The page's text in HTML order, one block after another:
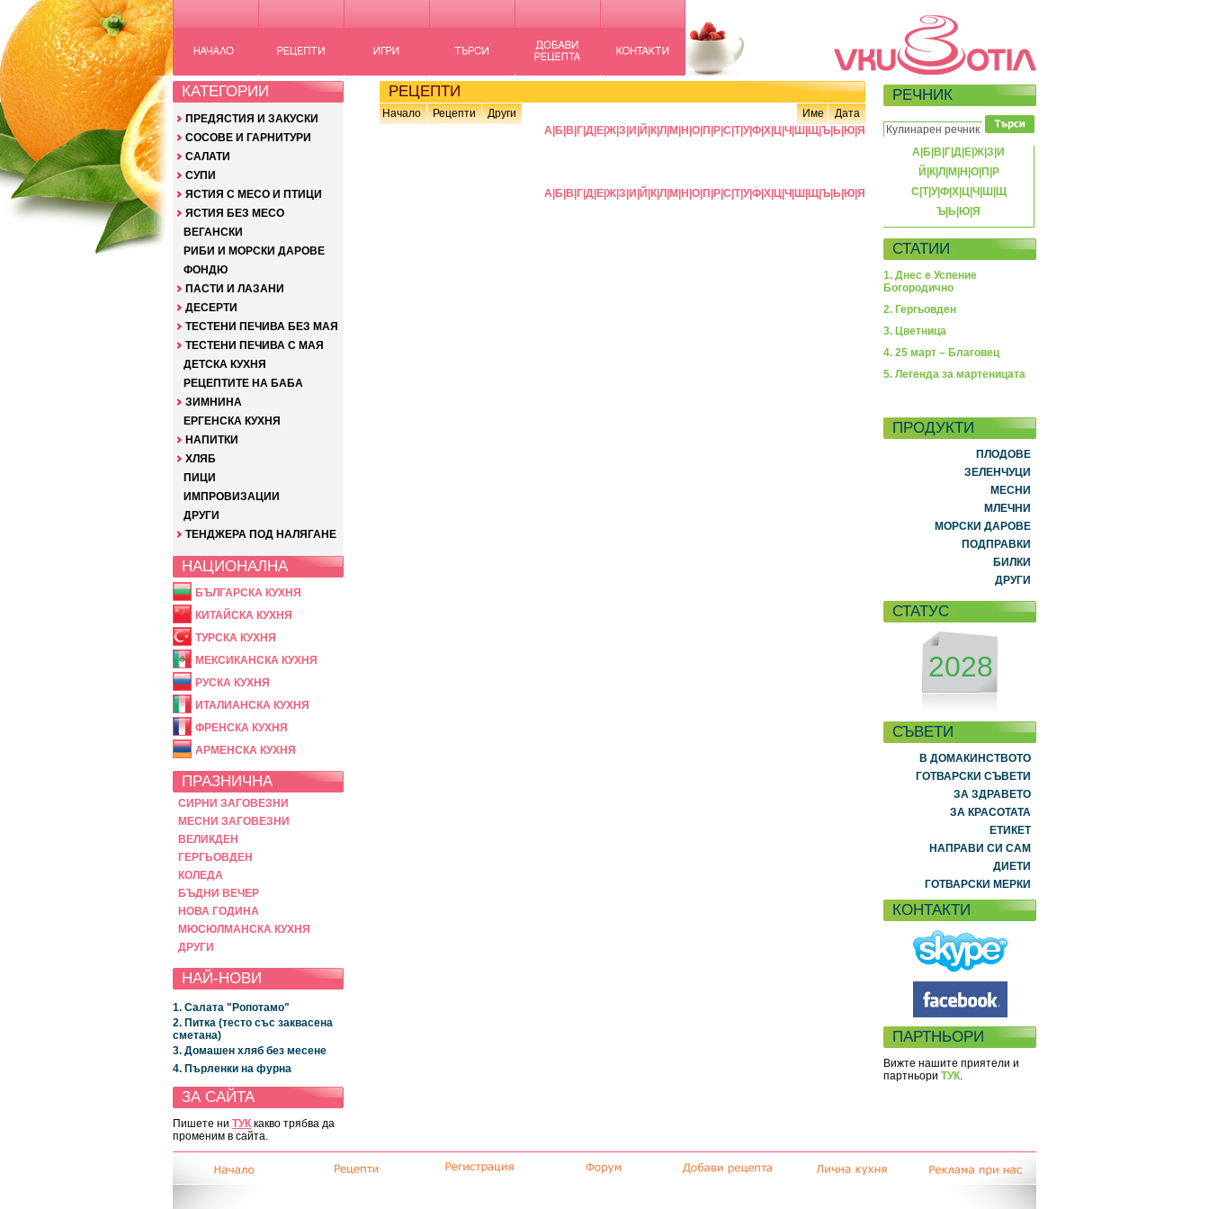
КАТЕГОРИИ
ПРЕДЯСТИЯ И ЗАКУСКИ
СОСОВЕ И ГАРНИТУРИ
САЛАТИ
СУПИ
ЯСТИЯ С МЕСО И ПТИЦИ
ЯСТИЯ БЕЗ МЕСО
ВЕГАНСКИ
РИБИ И МОРСКИ ДАРОВЕ
ФОНДЮ
ПАСТИ И ЛАЗАНИ
ДЕСЕРТИ
ТЕСТЕНИ ПЕЧИВА БЕЗ МАЯ
ТЕСТЕНИ ПЕЧИВА С МАЯ
ДЕТСКА КУХНЯ
РЕЦЕПТИТЕ НА БАБА
ЗИМНИНА
ЕРГЕНСКА КУХНЯ
НАПИТКИ
ХЛЯБ
ПИЦИ
ИМПРОВИЗАЦИИ
ДРУГИ
ТЕНДЖЕРА ПОД НАЛЯГАНЕ
НАЦИОНАЛНА
БЪЛГАРСКА КУХНЯ
КИТАЙСКА КУХНЯ
ТУРСКА КУХНЯ
МЕКСИКАНСКА КУХНЯ
РУСКА КУХНЯ
ИТАЛИАНСКА КУХНЯ
ФРЕНСКА КУХНЯ
АРМЕНСКА КУХНЯ
ПРАЗНИЧНА
СИРНИ ЗАГОВЕЗНИ
МЕСНИ ЗАГОВЕЗНИ
ВЕЛИКДЕН
ГЕРГЬОВДЕН
КОЛЕДА
БЪДНИ ВЕЧЕР
НОВА ГОДИНА
МЮСЮЛМАНСКА КУХНЯ
ДРУГИ
НАЙ-НОВИ
1. Салата "Ропотамо"
2. Питка (тесто със заквасена
сметана)
3. Домашен хляб без месене
4. Пърленки на фурна
ЗА САЙТА
Пишете ни ТУК какво трябва да
променим в сайта.
РЕЦЕПТИ
Начало Рецепти Други Име
Дата
А Б В Г Д Е Ж З И Й К Л М Н О П Р С Т|У|Ф Х Ц Ч Ш Щ Ъ Ь Ю Я
А Б В Г Д Е Ж З И Й К Л М Н О П Р С Т|У|Ф Х Ц Ч Ш Щ Ъ Ь Ю Я
РЕЧНИК
А Б В Г Д Е Ж З И
Й К| Л М Н О| П Р
С Т|У|Ф| Х| Ц| Ч Ш Щ
Ъ Ь Ю Я
СТАТИИ
1. Днес е Успение
Богородично
2. Гергьовден
3. Цветница
4. 25 март – Благовец
5. Легенда за мартеницата
ПРОДУКТИ
ПЛОДОВЕ
ЗЕЛЕНЧУЦИ
МЕСНИ
МЛЕЧНИ
МОРСКИ ДАРОВЕ
ПОДПРАВКИ
БИЛКИ
ДРУГИ
СТАТУС
2028
СЪВЕТИ
В ДОМАКИНСТВОТО
ГОТВАРСКИ СЪВЕТИ
ЗА ЗДРАВЕТО
ЗА КРАСОТАТА
ЕТИКЕТ
НАПРАВИ СИ САМ
ДИЕТИ
ГОТВАРСКИ МЕРКИ
КОНТАКТИ
ПАРТНЬОРИ
Вижте нашите приятели и
партньори ТУК.